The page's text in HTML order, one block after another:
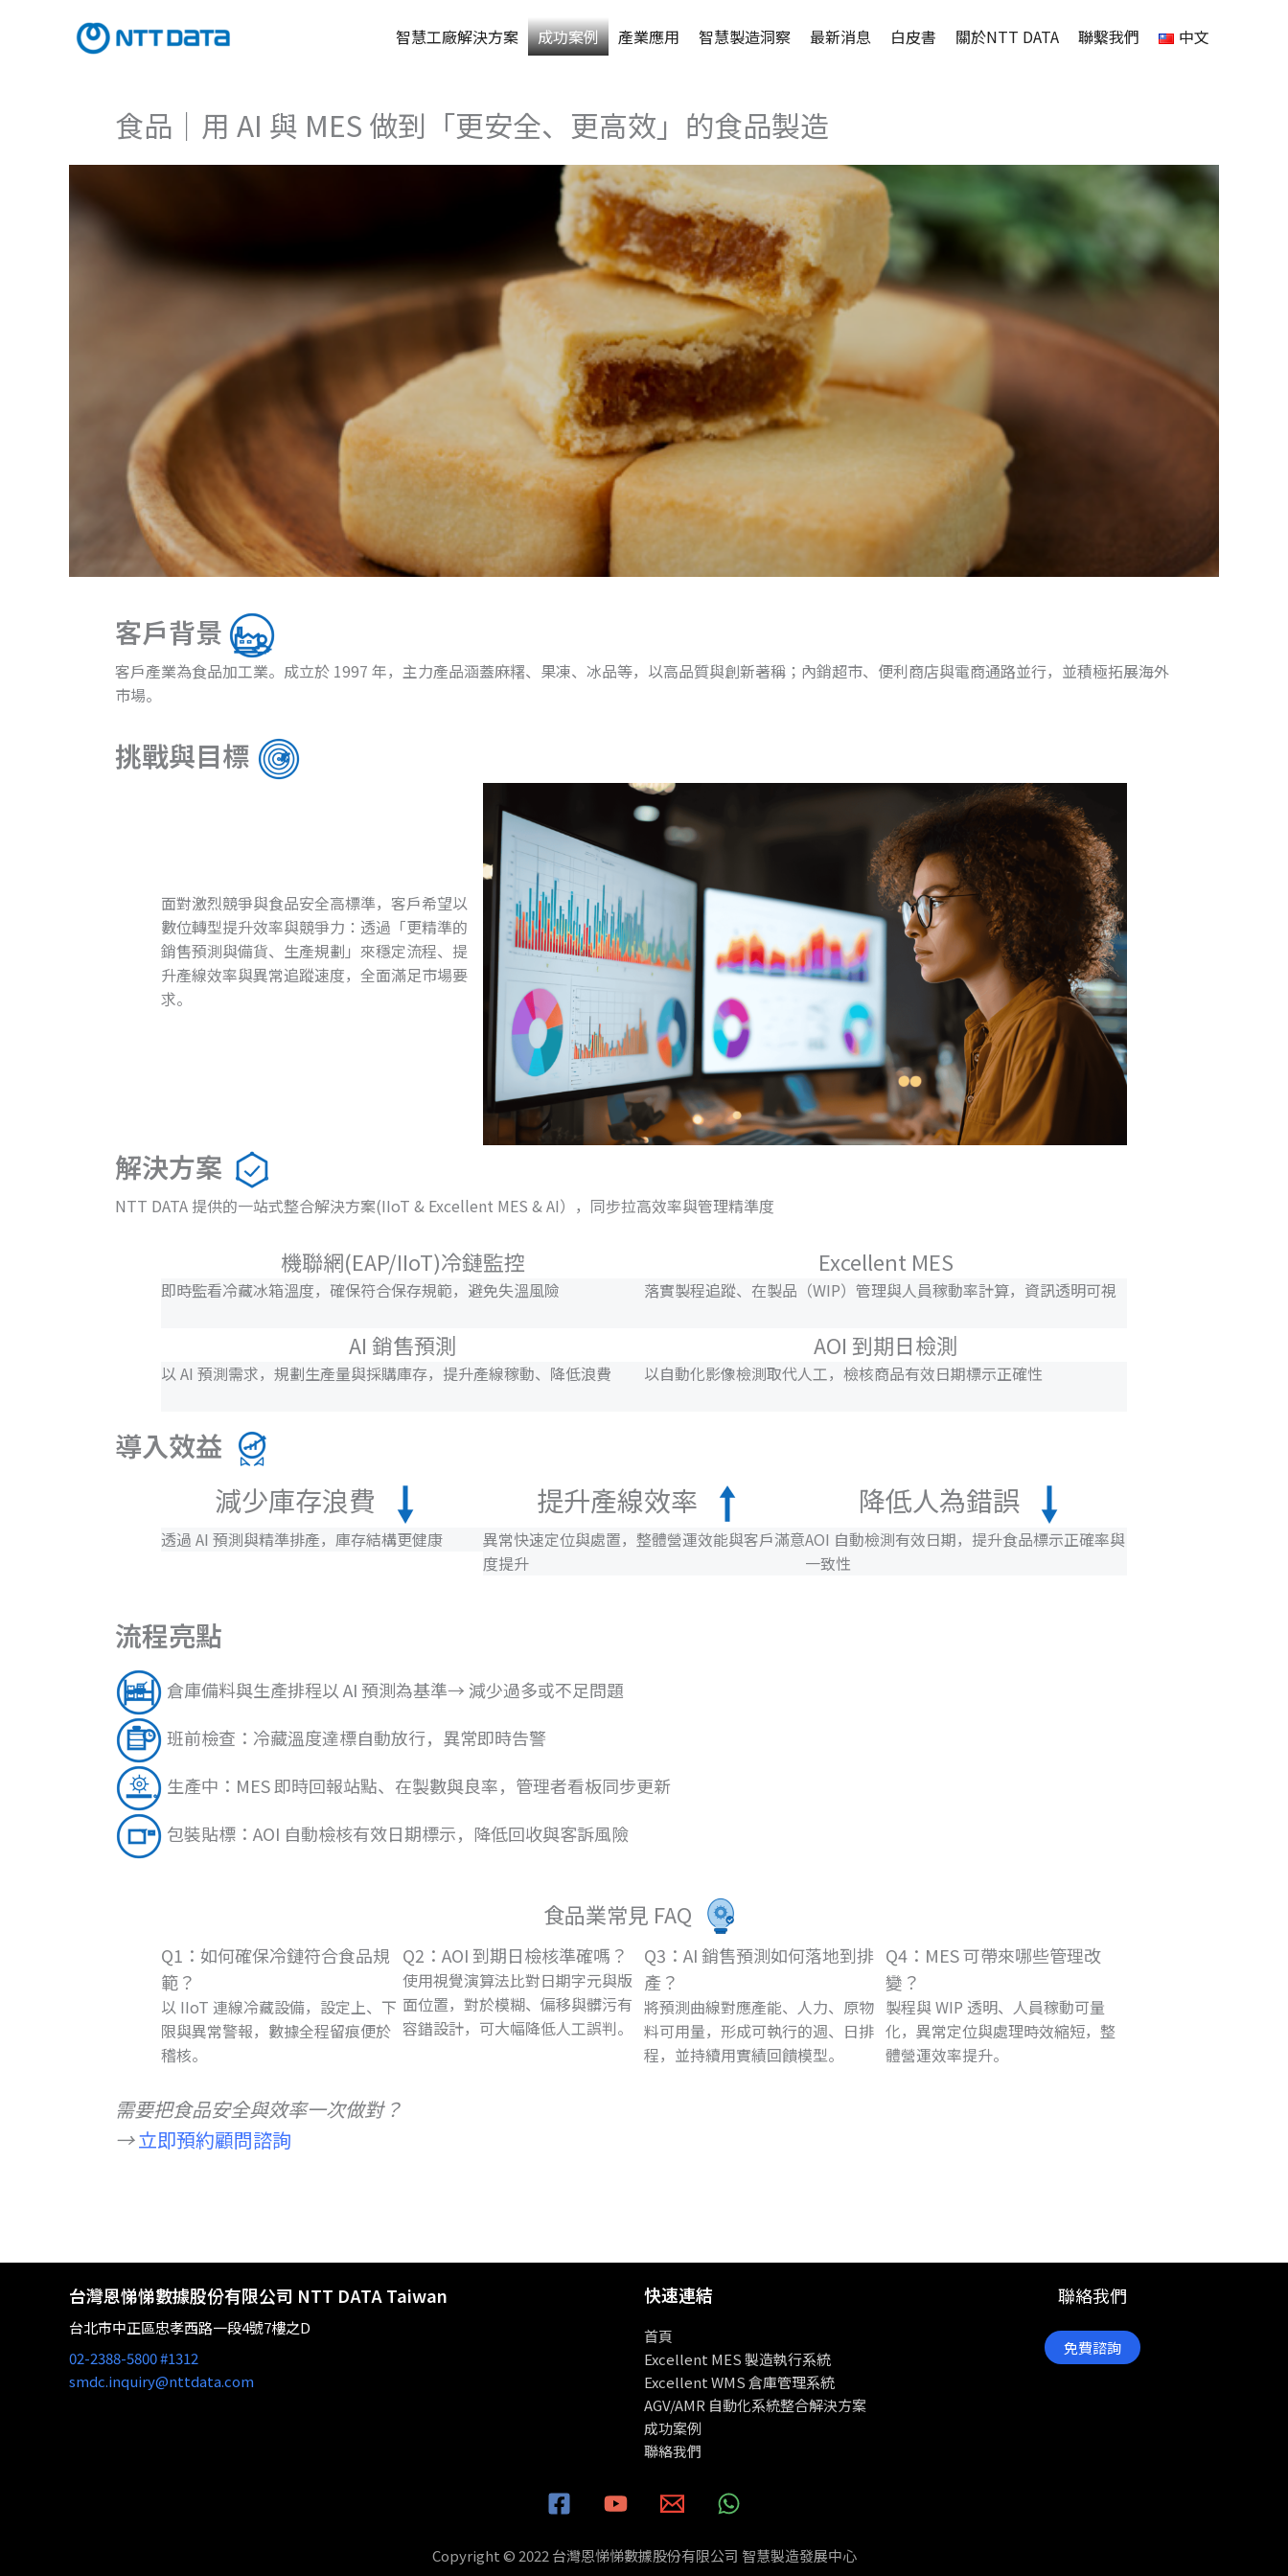
智慧工廠解決方案 成功案例 產業應用 智慧製造洞察 最新消息 白皮書 關於NTT DATA 聯繫我們 中文
食品｜用 AI 與 MES 做到「更安全、更高效」的食品製造
客戶背景
客戶產業為食品加工業。成立於 1997 年，主力產品涵蓋麻糬、果凍、冰品等，以高品質與創新著稱；內銷超市、便利商店與電商通路並行，並積極拓展海外
市場。
挑戰與目標
面對激烈競爭與食品安全高標準，客戶希望以
數位轉型提升效率與競爭力：透過「更精準的
銷售預測與備貨、生產規劃」來穩定流程、提
升產線效率與異常追蹤速度，全面滿足市場要
求。
解決方案
NTT DATA 提供的一站式整合解決方案(IIoT & Excellent MES & AI），同步拉高效率與管理精準度
機聯網(EAP/IIoT)冷鏈監控
即時監看冷藏冰箱溫度，確保符合保存規範，避免失溫風險
Excellent MES
落實製程追蹤、在製品（WIP）管理與人員稼動率計算，資訊透明可視
AI 銷售預測
以 AI 預測需求，規劃生產量與採購庫存，提升產線稼動、降低浪費
AOI 到期日檢測
以自動化影像檢測取代人工，檢核商品有效日期標示正確性
導入效益
減少庫存浪費
透過 AI 預測與精準排產，庫存結構更健康
提升產線效率
異常快速定位與處置，整體營運效能與客戶滿意
度提升
降低人為錯誤
AOI 自動檢測有效日期，提升食品標示正確率與
一致性
流程亮點
倉庫備料與生產排程以 AI 預測為基準→ 減少過多或不足問題
班前檢查：冷藏溫度達標自動放行，異常即時告警
生產中：MES 即時回報站點、在製數與良率，管理者看板同步更新
包裝貼標：AOI 自動檢核有效日期標示，降低回收與客訴風險
食品業常見 FAQ
Q1：如何確保冷鏈符合食品規
範？
以 IIoT 連線冷藏設備，設定上、下
限與異常警報，數據全程留痕便於
稽核。
Q2：AOI 到期日檢核準確嗎？
使用視覺演算法比對日期字元與版
面位置，對於模糊、偏移與髒污有
容錯設計，可大幅降低人工誤判。
Q3：AI 銷售預測如何落地到排
產？
將預測曲線對應產能、人力、原物
料可用量，形成可執行的週、日排
程，並持續用實績回饋模型。
Q4：MES 可帶來哪些管理改
變？
製程與 WIP 透明、人員稼動可量
化，異常定位與處理時效縮短，整
體營運效率提升。
需要把食品安全與效率一次做對？
→立即預約顧問諮詢
台灣恩悌悌數據股份有限公司 NTT DATA Taiwan
台北市中正區忠孝西路一段4號7樓之D
02-2388-5800 #1312
smdc.inquiry@nttdata.com
快速連結
首頁
Excellent MES 製造執行系統
Excellent WMS 倉庫管理系統
AGV/AMR 自動化系統整合解決方案
成功案例
聯絡我們
聯絡我們
免費諮詢
Copyright © 2022 台灣恩悌悌數據股份有限公司 智慧製造發展中心